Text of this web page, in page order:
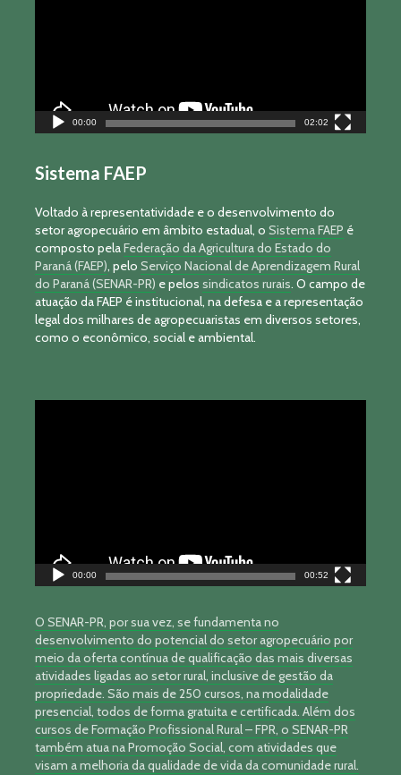
00:00 02:02
Sistema FAEP
Voltado à representatividade e o desenvolvimento do
setor agropecuário em âmbito estadual, o Sistema FAEP é
composto pelaFederação da Agricultura do Estado do
Paraná (FAEP), pelo Serviço Nacional de Aprendizagem Rural
do Paraná (SENAR-PR) e pelos sindicatos rurais. O campo de
atuação da FAEP é institucional, na defesa e a representação
legal dos milhares de agropecuaristas em diversos setores,
como o econômico, social e ambiental.
00:00 00:52
O SENAR-PR, por sua vez, se fundamenta no
desenvolvimento do potencial do setor agropecuário por
meio da oferta contínua de qualificação das mais diversas
atividades ligadas ao setor rural, inclusive de gestão da
propriedade. São mais de 250 cursos, na modalidade
presencial, todos de forma gratuita e certificada. Além dos
cursos de Formação Profissional Rural – FPR, o SENAR-PR
também atua na Promoção Social, com atividades que
visam a melhoria da qualidade de vida da comunidade rural.